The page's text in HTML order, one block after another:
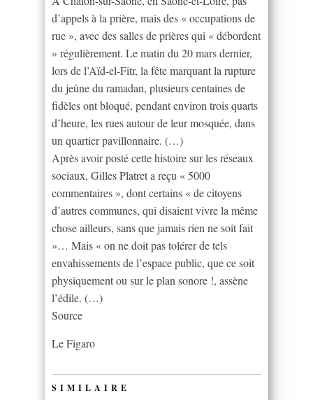
d’appels à la prière, mais des « occupations de
rue », avec des salles de prières qui « débordent
» régulièrement. Le matin du 20 mars dernier,
lors de l’Aïd-el-Fitr, la fête marquant la rupture
du jeûne du ramadan, plusieurs centaines de
fidèles ont bloqué, pendant environ trois quarts
d’heure, les rues autour de leur mosquée, dans
un quartier pavillonnaire. (…)
Après avoir posté cette histoire sur les réseaux
sociaux, Gilles Platret a reçu « 5000
commentaires », dont certains « de citoyens
d’autres communes, qui disaient vivre la même
chose ailleurs, sans que jamais rien ne soit fait
»… Mais « on ne doit pas tolérer de tels
envahissements de l’espace public, que ce soit
physiquement ou sur le plan sonore !, assène
l’édile. (…)
Source
Le Figaro
SIMILAIRE